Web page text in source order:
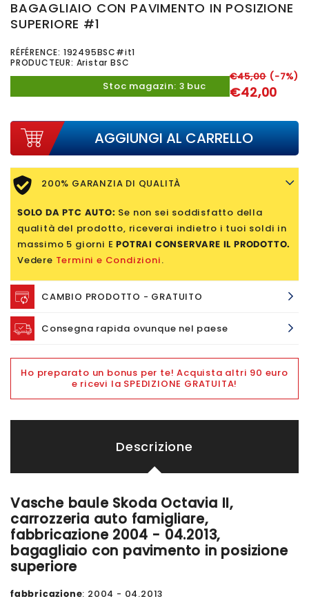
BAGAGLIAIO CON PAVIMENTO IN POSIZIONE
SUPERIORE #1
RÉFÉRENCE: 192495BSC#it1
PRODUCTEUR: Aristar BSC
Stoc magazin: 3 buc
€45,00(-7%)
€42,00
AGGIUNGI AL CARRELLO
200% GARANZIA DI QUALITÀ
SOLO DA PTC AUTO: Se non sei soddisfatto della
qualità del prodotto, riceverai indietro i tuoi soldi in
massimo 5 giorni EPOTRAI CONSERVARE IL PRODOTTO.
Vedere Termini e Condizioni.
CAMBIO PRODOTTO - GRATUITO
Consegna rapida ovunque nel paese
Ho preparato un bonus per te! Acquista altri 90 euro
e ricevi la SPEDIZIONE GRATUITA!
Descrizione
Vasche baule Skoda Octavia II,
carrozzeria auto famigliare,
fabbricazione 2004 - 04.2013,
bagagliaio con pavimento in posizione
superiore
fabbricazione: 2004 - 04.2013